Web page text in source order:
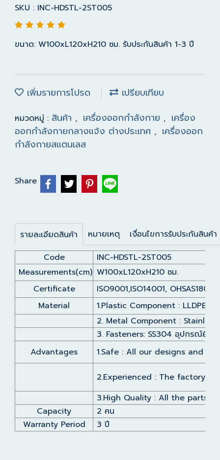
SKU : INC-HDSTL-2ST005
ขนาด: W100xL120xH210 ซม. รับประกันสินค้า 1-3 ปี
เพิ่มรายการโปรด เปรียบเทียบ
หมวดหมู่ : สินค้า , เครื่องออกกำลังกาย , เครื่อง
ออกกำลังกายกลางแจ้ง ต่างประเทศ , เครื่องออก
กำลังกายสแตนเลส
Share
รายละเอียดสินค้า หมายเหตุ
เงื่อนไขการรับประกันสินค้า
Code
INC-HDSTL-2ST005
Measurements(cm) W100xL120xH210 ซม.
Certificate
ISO9001,ISO14001,
Material
1.Plastic Component : LLDPE
2. Metal Component :
3. Fasteners: SS304 อุปกรณ์ยึด
Advantages
1.Safe : All our designs and
2.Experienced : The factory
3.High Quality : All the parts
Capacity
2 คน
Warranty Period
3 ปี